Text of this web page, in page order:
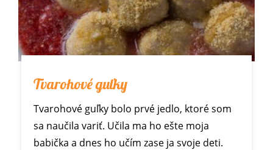
Tvarohové guľky
Tvarohové guľky bolo prvé jedlo, ktoré som
sa naučila variť. Učila ma ho ešte moja
babička a dnes ho učím zase ja svoje deti.